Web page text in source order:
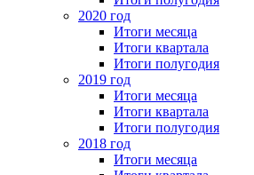
2020 год
Итоги месяца
Итоги квартала
Итоги полугодия
2019 год
Итоги месяца
Итоги квартала
Итоги полугодия
2018 год
Итоги месяца